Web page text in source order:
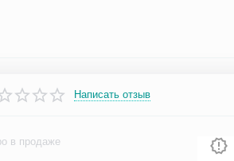
Написать отзыв
в продаже